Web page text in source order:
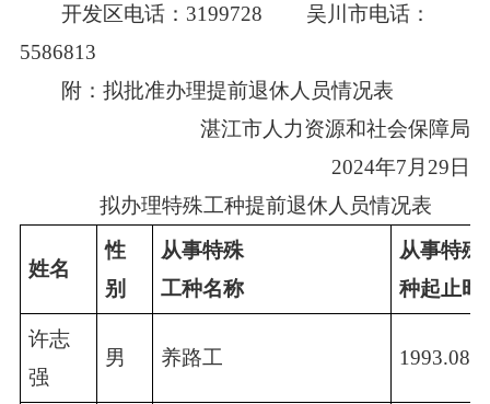
开发区电话：3199728 吴川市电话：
5586813
附：拟批准办理提前退休人员情况表
湛江市人力资源和社会保障局
2024年7月29日
拟办理特殊工种提前退休人员情况表
姓名
性
别
从事特殊
工种名称
从事特殊
种起止时
许志
强
男 养路工 1993.08-